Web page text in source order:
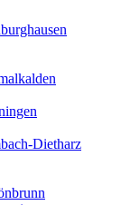
Dietharz